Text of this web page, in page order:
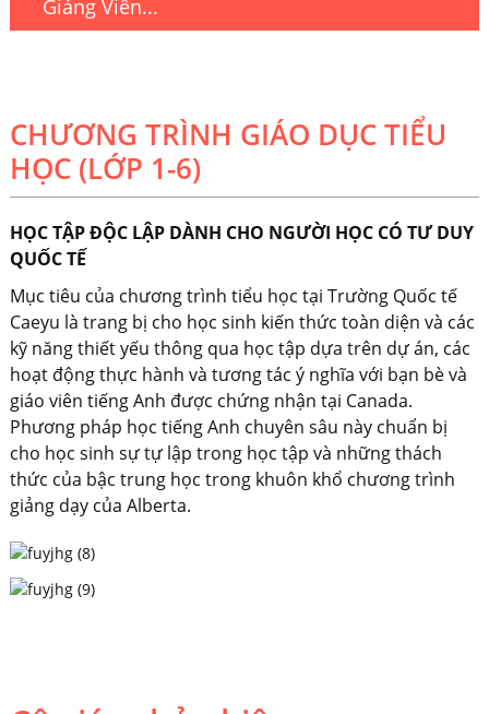
Giảng Viên...
CHƯƠNG TRÌNH GIÁO DỤC TIỂU
HỌC (LỚP 1-6)
HỌC TẬP ĐỘC LẬP DÀNH CHO NGƯỜI HỌC CÓ TƯ DUY
QUỐC TẾ
Mục tiêu của chương trình tiểu học tại Trường Quốc tế
Caeyu là trang bị cho học sinh kiến ​​thức toàn diện và các
kỹ năng thiết yếu thông qua học tập dựa trên dự án, các
hoạt động thực hành và tương tác ý nghĩa với bạn bè và
giáo viên tiếng Anh được chứng nhận tại Canada.
Phương pháp học tiếng Anh chuyên sâu này chuẩn bị
cho học sinh sự tự lập trong học tập và những thách
thức của bậc trung học trong khuôn khổ chương trình
giảng dạy của Alberta.